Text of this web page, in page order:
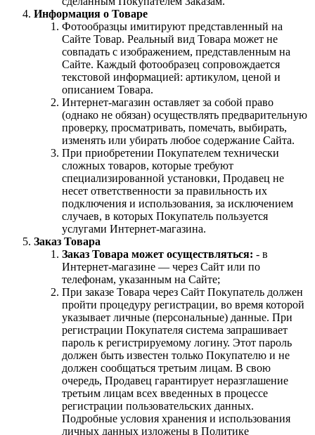
Информация о Товаре
Фотообразцы имитируют представленный на
Сайте Товар. Реальный вид Товара может не
совпадать с изображением, представленным на
Сайте. Каждый фотообразец сопровождается
текстовой информацией: артикулом, ценой и
описанием Товара.
Интернет-магазин оставляет за собой право
(однако не обязан) осуществлять предварительную
проверку, просматривать, помечать, выбирать,
изменять или убирать любое содержание Сайта.
При приобретении Покупателем технически
сложных товаров, которые требуют
специализированной установки, Продавец не
несет ответственности за правильность их
подключения и использования, за исключением
случаев, в которых Покупатель пользуется
услугами Интернет-магазина.
Заказ Товара
Заказ Товара может осуществляться: - в
Интернет-магазине — через Сайт или по
телефонам, указанным на Сайте;
При заказе Товара через Сайт Покупатель должен
пройти процедуру регистрации, во время которой
указывает личные (персональные) данные. При
регистрации Покупателя система запрашивает
пароль к регистрируемому логину. Этот пароль
должен быть известен только Покупателю и не
должен сообщаться третьим лицам. В свою
очередь, Продавец гарантирует неразглашение
третьим лицам всех введенных в процессе
регистрации пользовательских данных.
Подробные условия хранения и использования
личных данных изложены в Политике